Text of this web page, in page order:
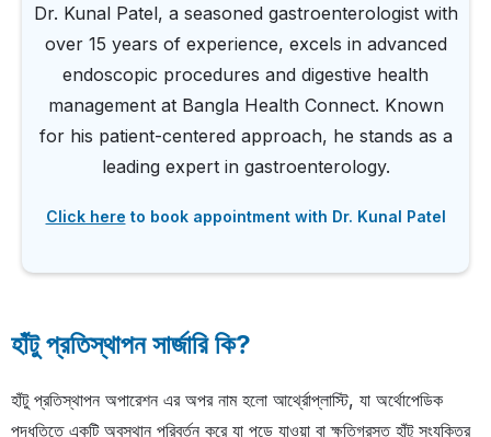
Dr. Kunal Patel, a seasoned gastroenterologist with
over 15 years of experience, excels in advanced
endoscopic procedures and digestive health
management at Bangla Health Connect. Known
for his patient-centered approach, he stands as a
leading expert in gastroenterology.
Click h ere to book appointment with Dr. Kunal Patel
হাঁটু প্রতিস্থাপন সার্জারি কি?
হাঁটু প্রতিস্থাপন অপারেশন এর অপর নাম হলো আর্থ্রোপ্লাস্টি, যা অর্থোপেডিক
পদ্ধতিতে একটি অবস্থান পরিবর্তন করে যা পুড়ে যাওয়া বা ক্ষতিগ্রস্ত হাঁটু সংযুক্তির